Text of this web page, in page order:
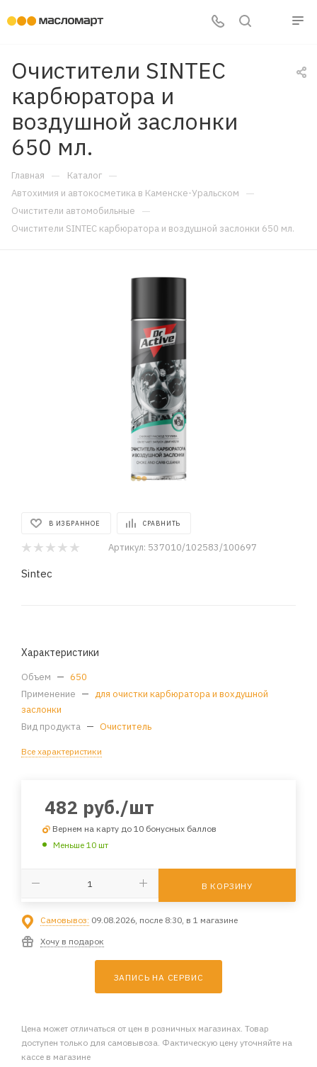
Очистители SINTEC
карбюратора и
воздушной заслонки
650 мл.
Главная — Каталог —
Автохимия и автокосметика в Каменске-Уральском —
Очистители автомобильные —
Очистители SINTEC карбюратора и воздушной заслонки 650 мл.
В ИЗБРАННОЕ СРАВНИТЬ
Артикул: 537010/102583/100697
Sintec
Характеристики
Объем — 650
Применение — для очистки карбюратора и вохдушной
заслонки
Вид продукта — Очиститель
Все характеристики
482 руб./шт
Вернем на карту до 10 бонусных баллов
Меньше 10 шт
В КОРЗИНУ
Самовывоз: 09.08.2026, после 8:30, в 1 магазине
Хочу в подарок
ЗАПИСЬ НА СЕРВИС
Цена может отличаться от цен в розничных магазинах. Товар
доступен только для самовывоза. Фактическую цену уточняйте на
кассе в магазине